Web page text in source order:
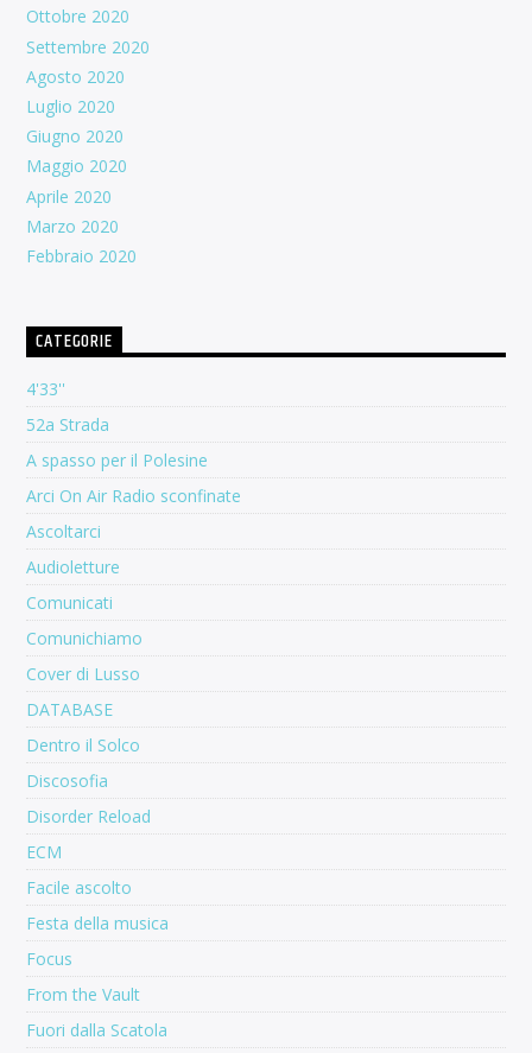
Ottobre 2020
Settembre 2020
Agosto 2020
Luglio 2020
Giugno 2020
Maggio 2020
Aprile 2020
Marzo 2020
Febbraio 2020
CATEGORIE
4'33''
52a Strada
A spasso per il Polesine
Arci On Air Radio sconfinate
Ascoltarci
Audioletture
Comunicati
Comunichiamo
Cover di Lusso
DATABASE
Dentro il Solco
Discosofia
Disorder Reload
ECM
Facile ascolto
Festa della musica
Focus
From the Vault
Fuori dalla Scatola